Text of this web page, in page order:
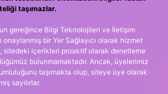
taşımazlar.
gereğince Bilgi Teknolojileri ve İletişim
onaylanmış bir Yer Sağlayıcı olarak hizmet
sitedeki içerikleri proaktif olarak denetleme
bulunmamaktadır. Ancak, üyelerimiz
taşımakta olup, siteye üye olarak
sayılırlar.